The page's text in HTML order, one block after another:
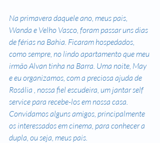
Na primavera daquele ano, meus pais,
Wanda e Velho Vasco, foram passar uns dias
de férias na Bahia. Ficaram hospedados,
como sempre, no lindo apartamento que meu
irmão Alvan tinha na Barra. Uma noite, May
e eu organizamos, com a preciosa ajuda de
Rosália , nossa fiel escudeira, um jantar self
service para recebe-los em nossa casa.
Convidamos alguns amigos, principalmente
os interessados em cinema, para conhecer a
dupla, ou seja, meus pais.